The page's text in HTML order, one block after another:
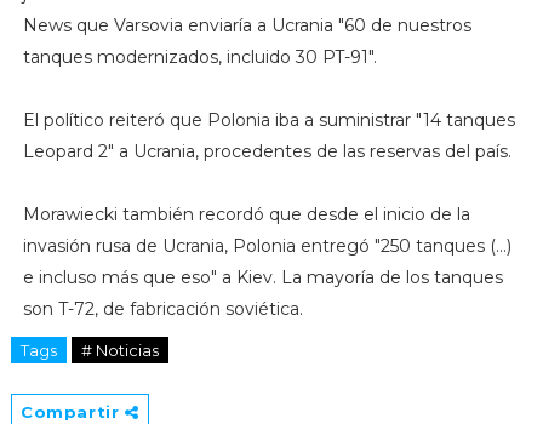
News que Varsovia enviaría a Ucrania "60 de nuestros
tanques modernizados, incluido 30 PT-91".
El político reiteró que Polonia iba a suministrar "14 tanques
Leopard 2" a Ucrania, procedentes de las reservas del país.
Morawiecki también recordó que desde el inicio de la
invasión rusa de Ucrania, Polonia entregó "250 tanques (...)
e incluso más que eso" a Kiev. La mayoría de los tanques
son T-72, de fabricación soviética.
Tags # Noticias
Compartir